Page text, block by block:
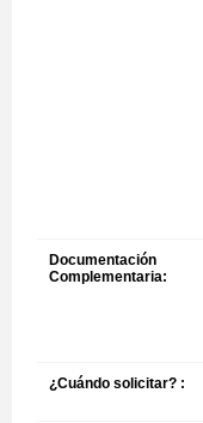
Documentación
Complementaria:
¿Cuándo solicitar? :